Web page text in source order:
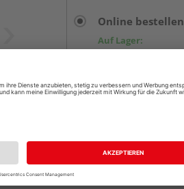
Online bestellen
Auf Lager:
Beim Händler